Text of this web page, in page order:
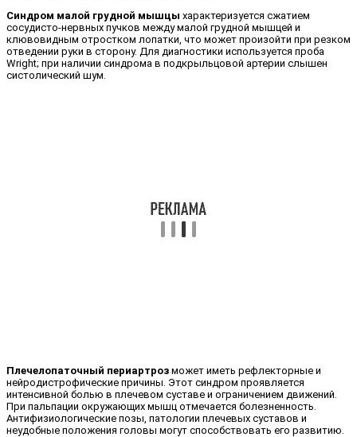
Синдром малой грудной мышцы характеризуется сжатием
сосудисто-нервных пучков между малой грудной мышцей и
клювовидным отростком лопатки, что может произойти при резком
отведении руки в сторону. Для диагностики используется проба
Wright; при наличии синдрома в подкрыльцовой артерии слышен
систолический шум.
Плечелопаточный периартроз может иметь рефлекторные и
нейродистрофические причины. Этот синдром проявляется
интенсивной болью в плечевом суставе и ограничением движений.
При пальпации окружающих мышц отмечается болезненность.
Антифизиологические позы, патологии плечевых суставов и
неудобные положения головы могут способствовать его развитию.